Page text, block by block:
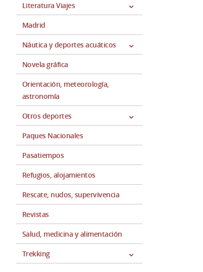
Literatura Viajes
Madrid
Náutica y deportes acuáticos
Novela gráfica
Orientación, meteorología,
astronomía
Otros deportes
Paques Nacionales
Pasatiempos
Refugios, alojamientos
Rescate, nudos, supervivencia
Revistas
Salud, medicina y alimentación
Trekking